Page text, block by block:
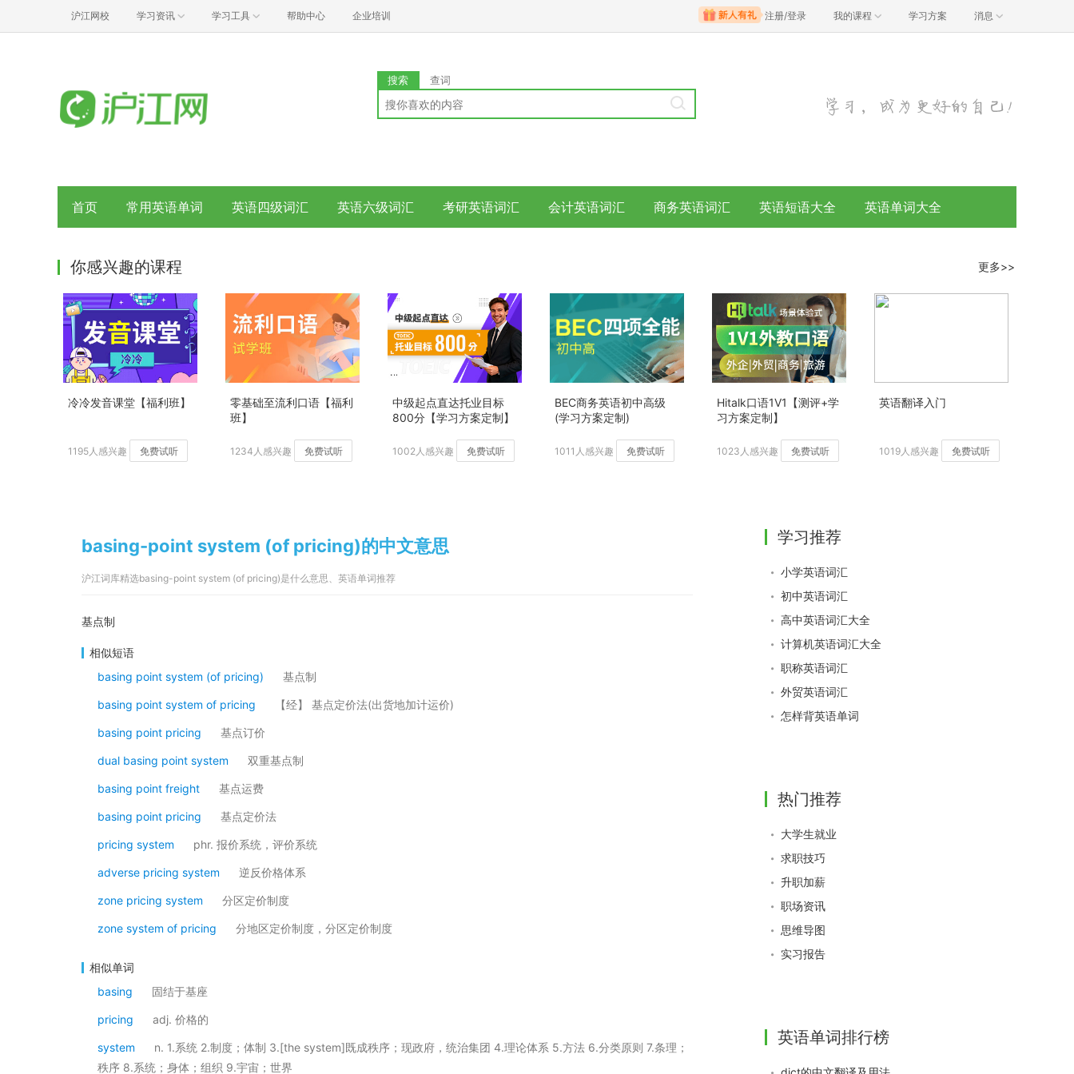
沪江网校 学习资讯 学习工具 帮助中心 企业培训 注册/登录 我的课程 学习方案 消息
搜索 查词
首页 常用英语单词 英语四级词汇 英语六级词汇 考研英语词汇 会计英语词汇 商务英语词汇 英语短语大全 英语单词大全
你感兴趣的课程 更多>>
冷冷发音课堂【福利班】
1195人感兴趣 免费试听
零基础至流利口语【福利
班】
1234人感兴趣 免费试听
中级起点直达托业目标
800分【学习方案定制】
1002人感兴趣 免费试听
BEC商务英语初中高级
(学习方案定制)
1011人感兴趣 免费试听
Hitalk口语1V1【测评+学
习方案定制】
1023人感兴趣 免费试听
英语翻译入门
1019人感兴趣 免费试听
basing-point system (of pricing)的中文意思
沪江词库精选basing-point system (of pricing)是什么意思、英语单词推荐
基点制
相似短语
basing point system (of pricing)
基点制
basing point system of pricing 【经】 基点定价法(出货地加计运价)
basing point pricing 基点订价
dual basing point system 双重基点制
basing point freight 基点运费
basing point pricing 基点定价法
pricing system phr. 报价系统，评价系统
adverse pricing system 逆反价格体系
zone pricing system 分区定价制度
zone system of pricing 分地区定价制度，分区定价制度
相似单词
basing
固结于基座
pricing adj. 价格的
system
n. 1.系统 2.制度；体制 3.[the system]既成秩序；现政府，统治集团 4.理论体系 5.方法 6.分类原则 7.条理；
秩序 8.系统；身体；组织 9.宇宙；世界
学习推荐
小学英语词汇
初中英语词汇
高中英语词汇大全
计算机英语词汇大全
职称英语词汇
外贸英语词汇
怎样背英语单词
热门推荐
大学生就业
求职技巧
升职加薪
职场资讯
思维导图
实习报告
英语单词排行榜